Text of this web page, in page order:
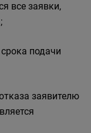
все заявки,
подачи
заявителю